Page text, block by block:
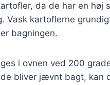
da de har en høj
Vask kartoflerne
bagningen.
i ovnen ved 200
bliver jævnt bagt, kan